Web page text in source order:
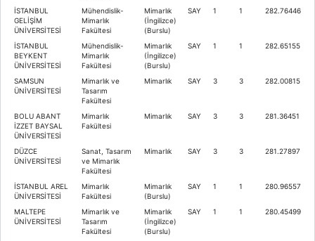
İSTANBUL
GELİŞİM
ÜNİVERSİTESİ
Mühendislik-
Mimarlık
Fakültesi
Mimarlık
(İngilizce)
(Burslu)
SAY 1 1 282.76446
İSTANBUL
BEYKENT
ÜNİVERSİTESİ
Mühendislik-
Mimarlık
Fakültesi
Mimarlık
(İngilizce)
(Burslu)
SAY 1 1 282.65155
SAMSUN
ÜNİVERSİTESİ
Mimarlık ve
Tasarım
Fakültesi
Mimarlık SAY 3 3 282.00815
BOLU ABANT
İZZET BAYSAL
ÜNİVERSİTESİ
Mimarlık
Fakültesi
Mimarlık SAY 3 3 281.36451
DÜZCE
ÜNİVERSİTESİ
Sanat, Tasarım
ve Mimarlık
Fakültesi
Mimarlık SAY 3 3 281.27897
İSTANBUL AREL
ÜNİVERSİTESİ
Mimarlık
Fakültesi
Mimarlık
(Burslu)
SAY 1 1 280.96557
MALTEPE
ÜNİVERSİTESİ
Mimarlık ve
Tasarım
Fakültesi
Mimarlık
(İngilizce)
(Burslu)
SAY 1 1 280.45499